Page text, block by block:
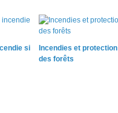
si
Incendies et protection
des forêts